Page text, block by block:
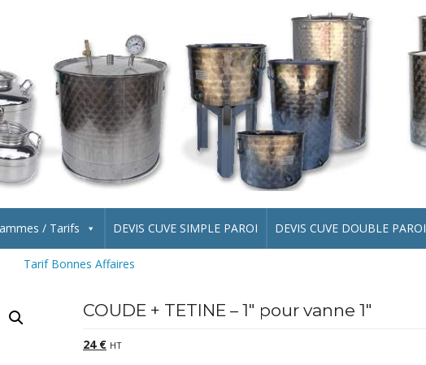
/ Tarifs DEVIS CUVE SIMPLE PAROI DEVIS CUVE DOUBLE PAROI
Tarif Bonnes Affaires
COUDE + TETINE – 1″ pour vanne 1″
24 € HT